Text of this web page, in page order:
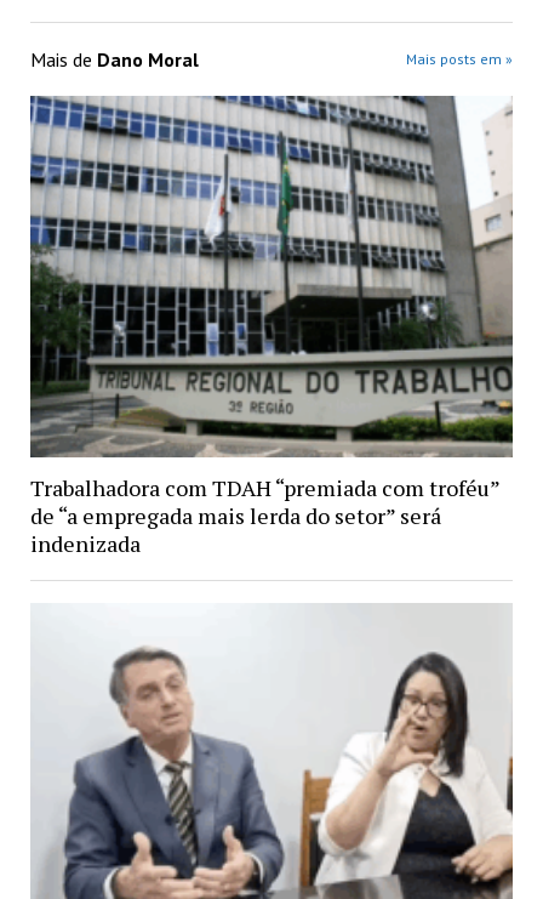
Mais de Dano Moral Mais posts em »
Trabalhadora com TDAH “premiada com troféu”
de “a empregada mais lerda do setor” será
indenizada